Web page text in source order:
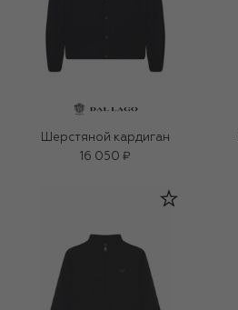
Шерстяной кардиган
16 050 ₽